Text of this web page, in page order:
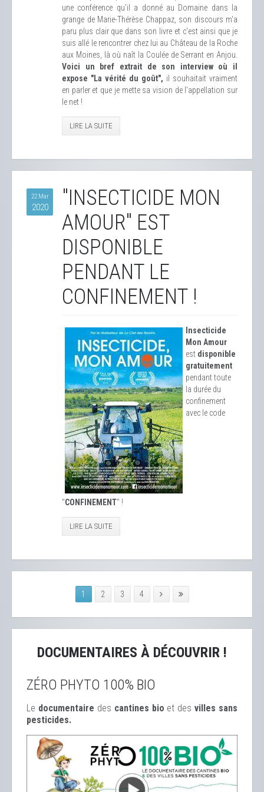
une conférence qu'il a donné au Domaine dans la
grange de Marie-Thérèse Chappaz, son discours m'a
paru plus clair que dans son livre et c'est ainsi que je
suis allé le rencontrer chez lui au Château de la Roche
aux Moines, là où naît la Coulée de Serrant en Anjou.
Voici un bref extrait de son interview où il
expose "La vérité du goût", il souhaitait vraiment
en parler et que je mette sa vision de l'appellation sur
le net !
LIRE LA SUITE
22 Mar
2020
"INSECTICIDE MON
AMOUR" EST
DISPONIBLE
PENDANT LE
CONFINEMENT !
Insecticide
Mon Amour
est disponible
gratuitement
pendant toute
la durée du
confinement
avec le code
"CONFINEMENT" !
LIRE LA SUITE
1 2 3 4
DOCUMENTAIRES À DÉCOUVRIR !
ZÉRO PHYTO 100% BIO
Le documentaire des cantines bio et desvilles sans
pesticides.